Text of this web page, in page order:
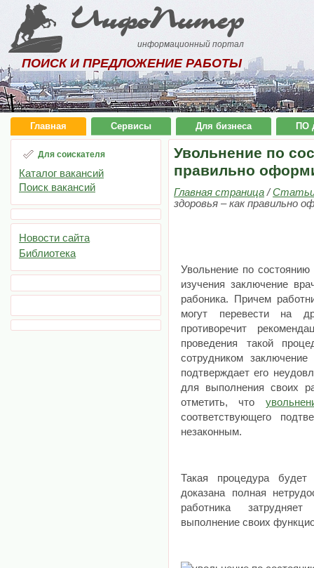
ИнфоПитер
информационный портал
ПОИСК И ПРЕДЛОЖЕНИЕ РАБОТЫ
Главная Сервисы Для бизнеса ПО
Для соискателя
Каталог вакансий
Поиск вакансий
Новости сайта
Библиотека
Увольнение по
правильно
Главная страница/
здоровья – как правильно
Увольнение по состоянию
изучения заключение
рабоника. Причем
могут перевести на
противоречит
проведения такой
сотрудником
подтверждает его
для выполнения своих
отметить, что
соответствующего
незаконным.
Такая процедура будет
доказана полная
работника
выполнение своих